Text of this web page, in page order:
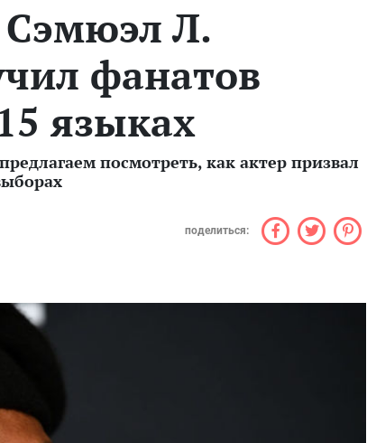
Л.
фанатов
языках
посмотреть, как актер призвал
поделиться: